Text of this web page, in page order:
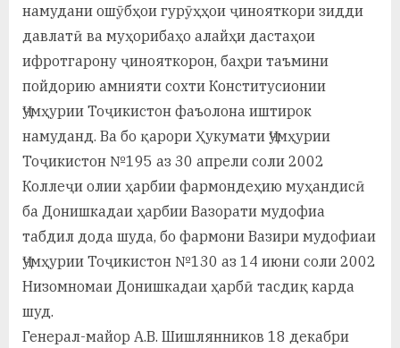
намудани ошӯбҳои гурӯҳҳои ҷинояткори зидди
давлатӣ ва муҳорибаҳо алайҳи дастаҳои
ифротгарону ҷинояткорон, баҳри таъмини
пойдорию амнияти сохти Конститусионии
Ҷумҳурии Тоҷикистон фаъолона иштирок
намуданд. Ва бо қарори Ҳукумати Ҷумҳурии
Тоҷикистон №195 аз 30 апрели соли 2002
Коллеҷи олии ҳарбии фармондеҳию муҳандисӣ
ба Донишкадаи ҳарбии Вазорати мудофиа
табдил дода шуда, бо фармони Вазири мудофиаи
Ҷумҳурии Тоҷикистон №130 аз 14 июни соли 2002
Низомномаи Донишкадаи ҳарбӣ тасдиқ карда
шуд.
Генерал-майор А.В. Шишлянников 18 декабри